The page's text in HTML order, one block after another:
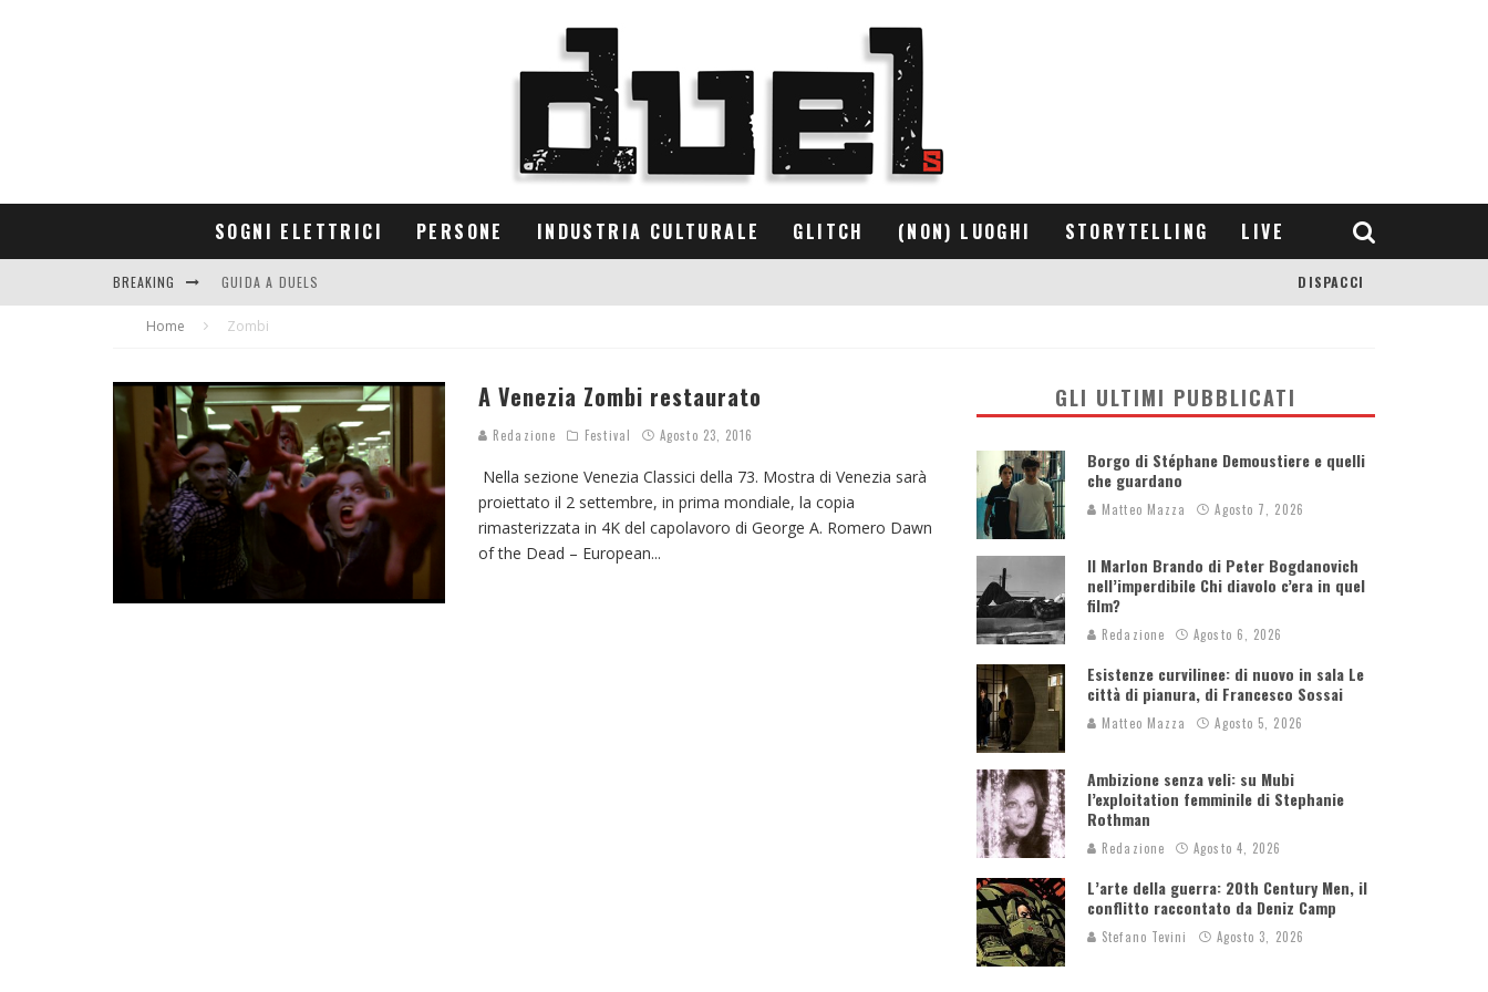
SOGNI ELETTRICI PERSONE INDUSTRIA CULTURALE GLITCH (NON) LUOGHI STORYTELLING LIVE
BREAKING GUIDA A DUELS
CONTRIBUTORS
DISPACCI
Home Zombi
A Venezia Zombi restaurato
Redazione Festival Agosto 23, 2016
Nella sezione Venezia Classici della 73. Mostra di Venezia sarà
proiettato il 2 settembre, in prima mondiale, la copia
rimasterizzata in 4K del capolavoro di George A. Romero Dawn
of the Dead – European...
GLI ULTIMI PUBBLICATI
Borgo di Stéphane Demoustiere e quelli
che guardano
Matteo Mazza Agosto 7, 2026
Il Marlon Brando di Peter Bogdanovich
nell’imperdibile Chi diavolo c’era in quel
film?
Redazione Agosto 6, 2026
Esistenze curvilinee: di nuovo in sala Le
città di pianura, di Francesco Sossai
Matteo Mazza Agosto 5, 2026
Ambizione senza veli: su Mubi
l’exploitation femminile di Stephanie
Rothman
Redazione Agosto 4, 2026
L’arte della guerra: 20th Century Men, il
conflitto raccontato da Deniz Camp
Stefano Tevini Agosto 3, 2026